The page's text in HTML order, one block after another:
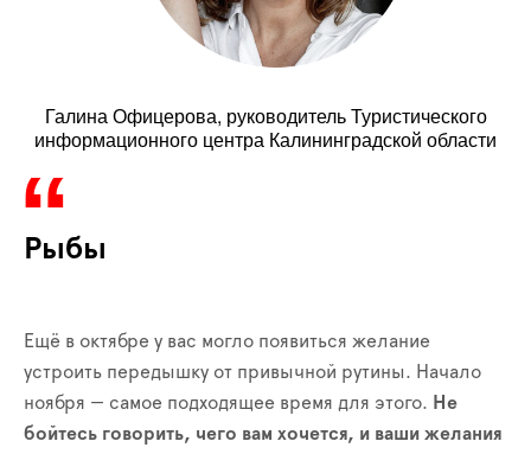
Галина Офицерова, руководитель Туристического
информационного центра Калининградской области
Рыбы
Ещё в октябре у вас могло появиться желание
устроить передышку от привычной рутины. Начало
ноября — самое подходящее время для этого. Не
бойтесь говорить, чего вам хочется, и ваши желания